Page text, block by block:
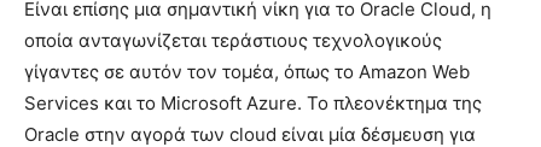
Είναι επίσης μια σημαντική νίκη για το Oracle Cloud, η
οποία ανταγωνίζεται τεράστιους τεχνολογικούς
γίγαντες σε αυτόν τον τομέα, όπως το Amazon Web
Services και το Microsoft Azure. Το πλεονέκτημα της
Oracle στην αγορά των cloud είναι μία δέσμευση για